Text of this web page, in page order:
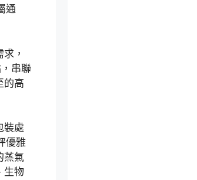
通
，
串聯
的高
裝處
優雅
蒸氣
生物